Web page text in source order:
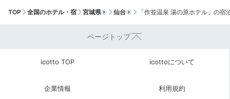
ビネガードリンクやコーヒーなどをいただけます。懐か
TOP 全国のホテル・宿 宮城県 仙台 「作並温泉 湯の原ホテル」の宿
ページトップ
icotto TOP icottoについて
企業情報 利用規約